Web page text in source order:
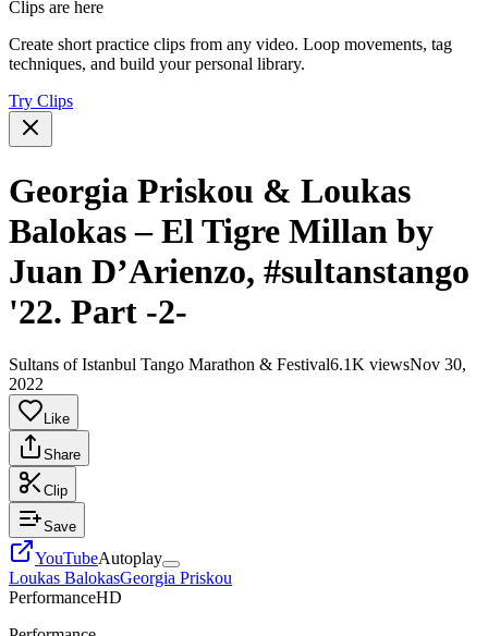
Clips are here
Create short practice clips from any video. Loop movements, tag
techniques, and build your personal library.
Try Clips
Georgia Priskou & Loukas
Balokas – El Tigre Millan by
Juan D’Arienzo, #sultanstango
'22. Part -2-
Sultans of Istanbul Tango Marathon & Festival6.1K viewsNov 30,
2022
Like
Share
Clip
Save
YouTubeAutoplay
Loukas BalokasGeorgia Priskou
PerformanceHD